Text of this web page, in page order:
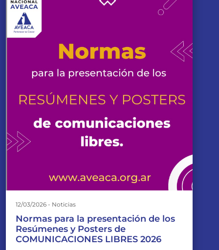
12/03/2026 - Noticias
Normas para la presentación de los
Resúmenes y Posters de
COMUNICACIONES LIBRES 2026